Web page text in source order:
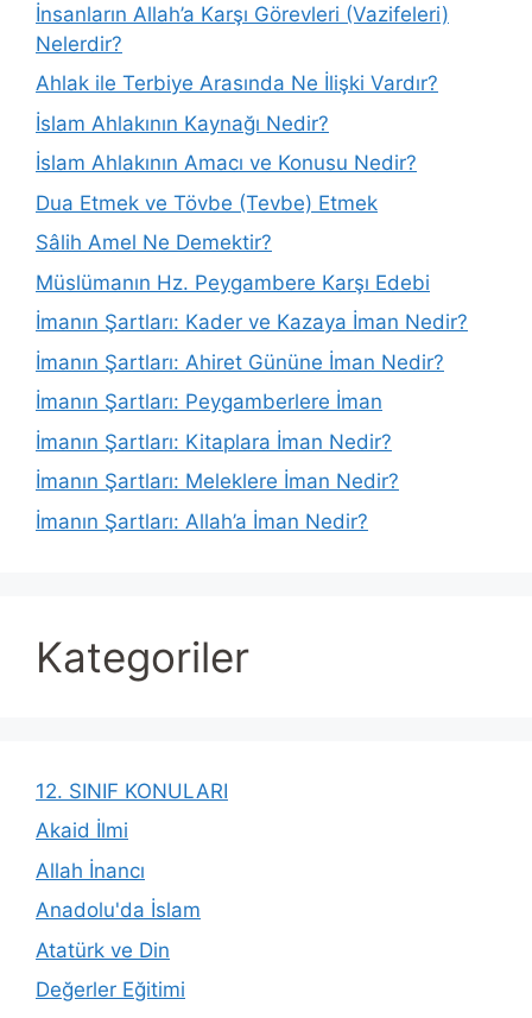
İnsanların Allah’a Karşı Görevleri (Vazifeleri)
Nelerdir?
Ahlak ile Terbiye Arasında Ne İlişki Vardır?
İslam Ahlakının Kaynağı Nedir?
İslam Ahlakının Amacı ve Konusu Nedir?
Dua Etmek ve Tövbe (Tevbe) Etmek
Sâlih Amel Ne Demektir?
Müslümanın Hz. Peygambere Karşı Edebi
İmanın Şartları: Kader ve Kazaya İman Nedir?
İmanın Şartları: Ahiret Gününe İman Nedir?
İmanın Şartları: Peygamberlere İman
İmanın Şartları: Kitaplara İman Nedir?
İmanın Şartları: Meleklere İman Nedir?
İmanın Şartları: Allah’a İman Nedir?
Kategoriler
12. SINIF KONULARI
Akaid İlmi
Allah İnancı
Anadolu'da İslam
Atatürk ve Din
Değerler Eğitimi